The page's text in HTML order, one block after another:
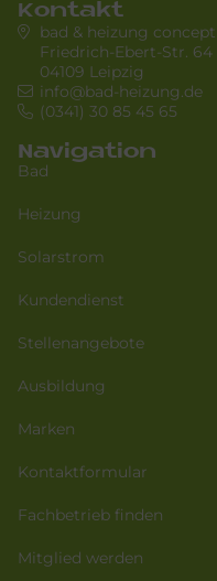
Kontakt
bad & heizung concept
Friedrich-Ebert-Str. 64
04109 Leipzig
info@bad-heizung.de
(0341) 30 85 45 65
Navigation
Bad
Heizung
Solarstrom
Kundendienst
Stellenangebote
Ausbildung
Marken
Kontaktformular
Fachbetrieb finden
Mitglied werden